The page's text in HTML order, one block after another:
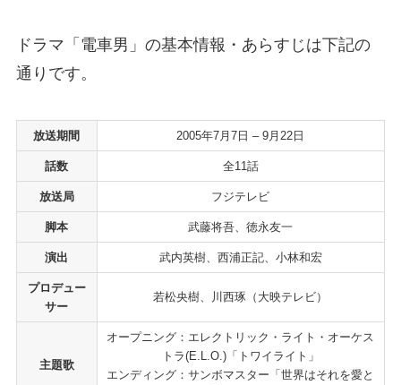
ドラマ「電車男」の基本情報・あらすじは下記の
通りです。
放送期間 2005年7月7日 – 9月22日
話数 全11話
放送局 フジテレビ
脚本 武藤将吾、徳永友一
演出 武内英樹、西浦正記、小林和宏
プロデュー
サー
若松央樹、川西琢（大映テレビ）
主題歌
オープニング：エレクトリック・ライト・オーケス
トラ(E.L.O.)「トワイライト」
エンディング：サンボマスター「世界はそれを愛と